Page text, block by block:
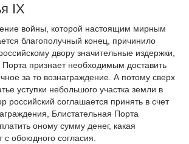
IX
войны, которой настоящим мирным
благополучный конец, причинило
двору значительные издержки,
Порта признает необходимым доставить
за то вознаграждение. А потому сверх
уступки небольшого участка земли в
российский соглашается принять в счет
Блистательная Порта
оному сумму денег, какая
с обоюдного согласия.